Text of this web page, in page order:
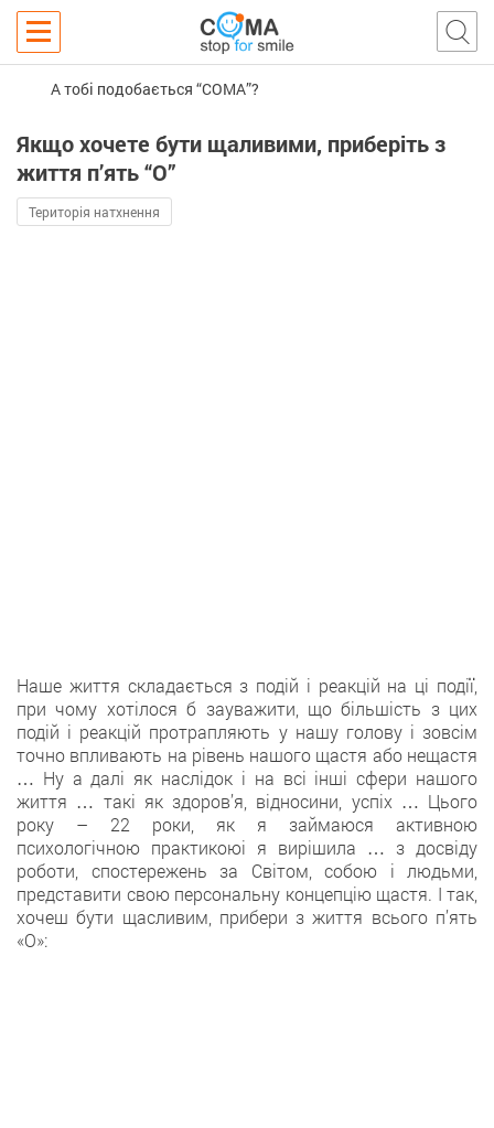
А тобі подобається “COMA”?
Якщо хочете бути щаливими, приберіть з
життя п’ять “О”
Територія натхнення
Наше життя складається з подій і реакцій на ці події,
при чому хотілося б зауважити, що більшість з цих
подій і реакцій протрапляють у нашу голову і зовсім
точно впливають на рівень нашого щастя або нещастя
… Ну а далі як наслідок і на всі інші сфери нашого
життя … такі як здоров’я, відносини, успіх … Цього
року – 22 роки, як я займаюся активною
психологічною практикоюі я вирішила … з досвіду
роботи, спостережень за Світом, собою і людьми,
представити свою персональну концепцію щастя. І так,
хочеш бути щасливим, прибери з життя всього п’ять
«О»: